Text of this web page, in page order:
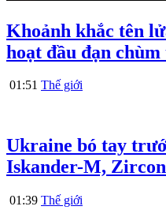
Khoảnh khắc tên
hoạt đầu đạn
01:51 Thế giới
Ukraine bó tay
Iskander-M,
01:39 Thế giới